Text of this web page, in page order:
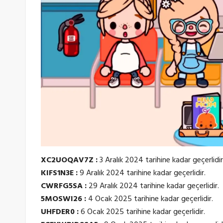
XC2UOQAV7Z :3 Aralık 2024 tarihine kadar
KIFS1N3E :9 Aralık 2024 tarihine kadar geçerlidir.
CWRFG5SA :29 Aralık 2024 tarihine kadar geçerlidir.
5MOSWI26 :4 Ocak 2025 tarihine kadar geçerlidir.
UHFDER0 :6 Ocak 2025 tarihine kadar geçerlidir.